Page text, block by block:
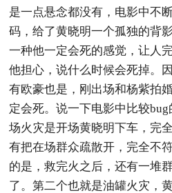
是一点悬念都没有，电影中不
码，给了黄晓明一个孤独的背
一种他一定会死的感觉，让人
他担心，说什么时候会死掉。
有欧豪也是，刚出场和杨紫拍
定会死。说一下电影中比较
场火灾是开场黄晓明下车，完
有把在场群众疏散开，完全不
的是，救完火之后，还有一堆
了。第二个也就是油罐火灾，